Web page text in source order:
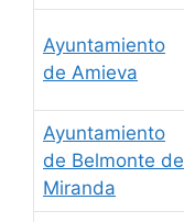
Ayuntamiento
de Amieva
Ayuntamiento
de Belmonte de
Miranda